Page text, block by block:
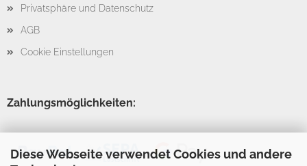
Diese Webseite verwendet Cookies und andere
Privatsphäre und Datenschutz
AGB
Cookie Einstellungen
Zahlungsmöglichkeiten: